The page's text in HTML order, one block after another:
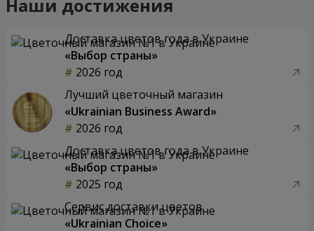
Наши достижения
Доставка цветов года в Украине
«Выбор страны»
2026 год
Лучший цветочный магазин
«Ukrainian Business Award»
2026 год
Доставка цветов года в Украине
«Выбор страны»
2025 год
Сервис доставки цветов
«Ukrainian Choice»